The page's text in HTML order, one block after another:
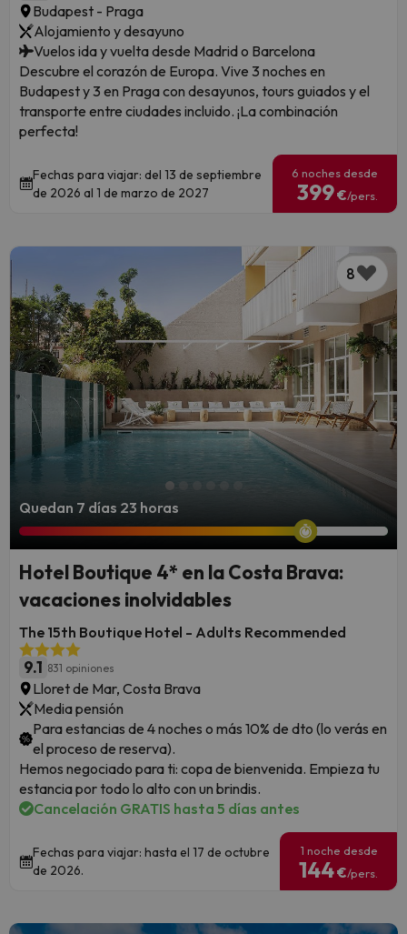
Budapest - Praga
Alojamiento y desayuno
Vuelos ida y vuelta desde Madrid o Barcelona
Descubre el corazón de Europa. Vive 3 noches en
Budapest y 3 en Praga con desayunos, tours guiados y el
transporte entre ciudades incluido. ¡La combinación
perfecta!
Fechas para viajar: del 13 de septiembre
de 2026 al 1 de marzo de 2027
6 noches desde
399€/pers.
8
Quedan 7 días 23 horas
Hotel Boutique 4* en la Costa Brava:
vacaciones inolvidables
The 15th Boutique Hotel - Adults Recommended
9.1 831 opiniones
Lloret de Mar, Costa Brava
Media pensión
Para estancias de 4 noches o más 10% de dto (lo verás en
el proceso de reserva).
Hemos negociado para ti: copa de bienvenida. Empieza tu
estancia por todo lo alto con un brindis.
Cancelación GRATIS hasta 5 días antes
Fechas para viajar: hasta el 17 de octubre
de 2026.
1 noche desde
144€/pers.